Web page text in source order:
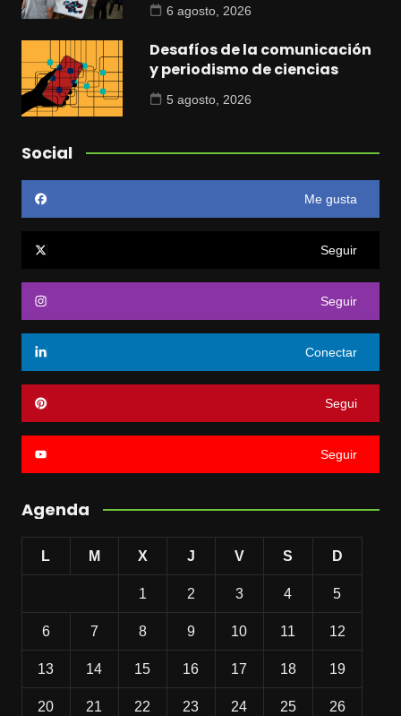
6 agosto, 2026
Desafíos de la comunicación
y periodismo de ciencias
5 agosto, 2026
Social
Me gusta
Seguir
Seguir
Conectar
Segui
Seguir
Agenda
L M X J V S D
1 2 3 4 5
6 7 8 9 10 11 12
13 14 15 16 17 18 19
20 21 22 23 24 25 26